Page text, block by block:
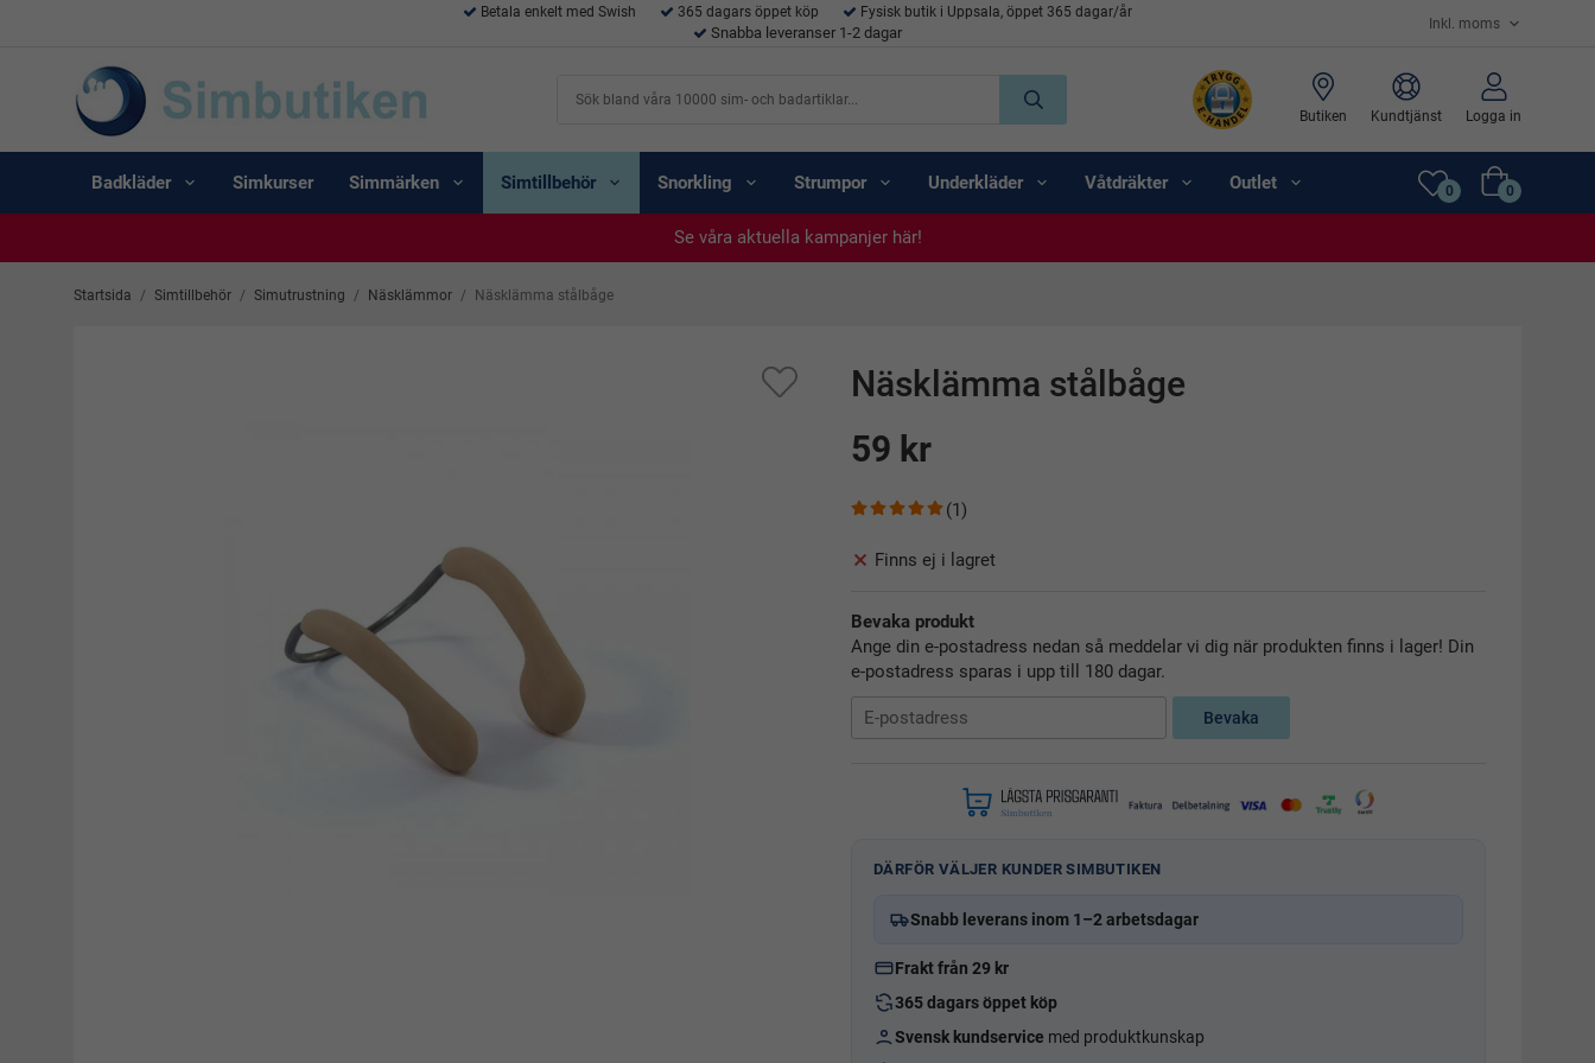
Betala enkelt med Swish 365 dagars öppet köp Fysisk butik i Uppsala, öppet 365 dagar/år
Snabba leveranser 1-2 dagar
Butiken Kundtjänst Logga in
Badkläder Simkurser Simmärken Simtillbehör Snorkling Strumpor Underkläder Våtdräkter Outlet 0 0
Se våra aktuella kampanjer här!
Se våra aktuella kampanjer här!
Se våra aktuella kampanjer här!
Se våra aktuella kampanjer här!
Startsida / Simtillbehör / Simutrustning / Näsklämmor / Näsklämma stålbåge
Näsklämma stålbåge
59 kr
(1)
Finns ej i lagret
Bevaka produkt
Ange din e-postadress nedan så meddelar vi dig när produkten finns i lager! Din
e-postadress sparas i upp till 180 dagar.
Bevaka
DÄRFÖR VÄLJER KUNDER SIMBUTIKEN
Snabb leverans inom 1–2 arbetsdagar
Frakt från 29 kr
365 dagars öppet köp
Svensk kundservice med produktkunskap